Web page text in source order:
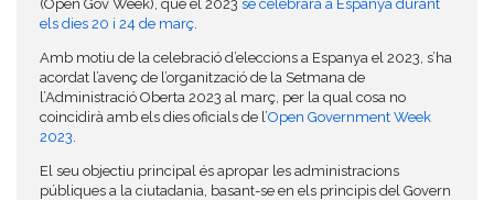
(Open Gov Week), que el 2023 se celebrarà a Espanya durant
els dies 20 i 24 de març.
Amb motiu de la celebració d’eleccions a Espanya el 2023, s’ha
acordat l’avenç de l’organització de la Setmana de
l’Administració Oberta 2023 al març, per la qual cosa no
coincidirà amb els dies oficials de l’Open Government Week
2023.
El seu objectiu principal és apropar les administracions
públiques a la ciutadania, basant-se en els principis del Govern